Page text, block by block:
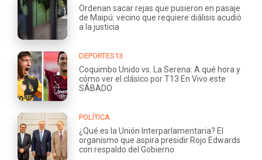
Ordenan sacar rejas que pusieron en pasaje
de Maipú: vecino que requiere diálisis acudió
a la justicia
DEPORTES13
Coquimbo Unido vs. La Serena: A qué hora y
cómo ver el clásico por T13 En Vivo este
SÁBADO
POLÍTICA
¿Qué es la Unión Interparlamentaria? El
organismo que aspira presidir Rojo Edwards
con respaldo del Gobierno